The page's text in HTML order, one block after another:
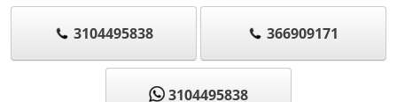
3104495838 366909171
3104495838